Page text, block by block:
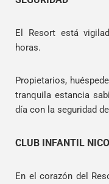
El Resort está
horas.
Propietarios,
tranquila estancia
día con la seguridad
CLUB INFANTIL NICO
En el corazón del